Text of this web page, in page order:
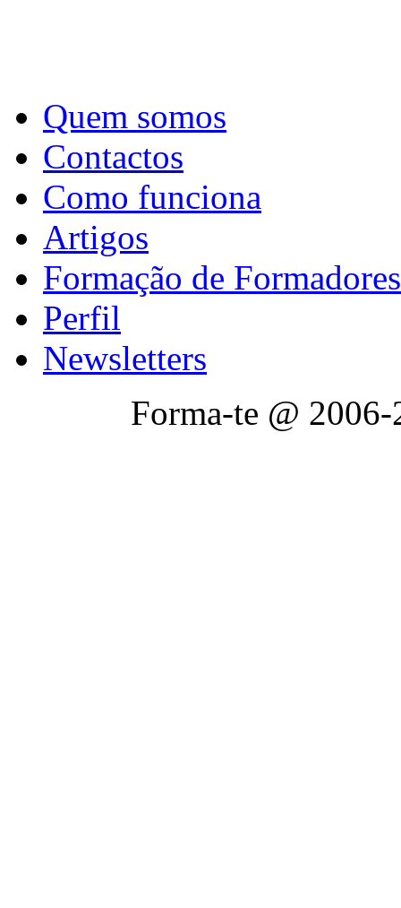
Quem somos
Contactos
Como funciona
Artigos
Formação de Formadores
Perfil
Newsletters
Forma-te @